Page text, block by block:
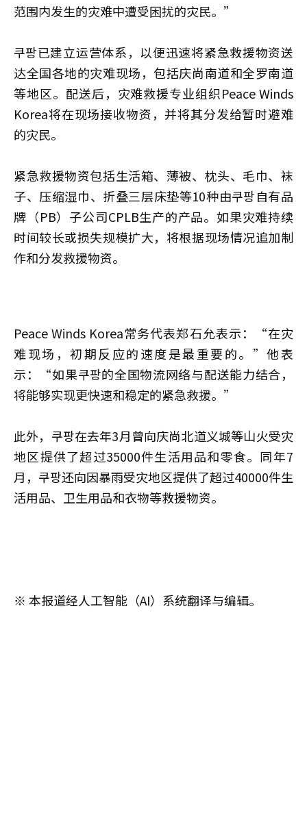
范围内发生的灾难中遭受困扰的灾民。”
쿠팡已建立运营体系，以便迅速将紧急救援物资送
达全国各地的灾难现场，包括庆尚南道和全罗南道
等地区。配送后，灾难救援专业组织Peace Winds
Korea将在现场接收物资，并将其分发给暂时避难
的灾民。
紧急救援物资包括生活箱、薄被、枕头、毛巾、袜
子、压缩湿巾、折叠三层床垫等10种由쿠팡自有品
牌（PB）子公司CPLB生产的产品。如果灾难持续
时间较长或损失规模扩大，将根据现场情况追加制
作和分发救援物资。
Peace Winds Korea常务代表郑石允表示：“在灾
难现场，初期反应的速度是最重要的。”他表
示：“如果쿠팡的全国物流网络与配送能力结合，
将能够实现更快速和稳定的紧急救援。”
此外，쿠팡在去年3月曾向庆尚北道义城等山火受灾
地区提供了超过35000件生活用品和零食。同年7
月，쿠팡还向因暴雨受灾地区提供了超过40000件生
活用品、卫生用品和衣物等救援物资。
※ 本报道经人工智能（AI）系统翻译与编辑。